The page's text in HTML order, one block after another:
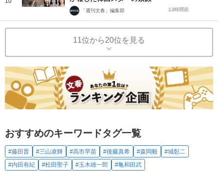
「週刊文春」編集部 13時間前
11位から20位を見る
おすすめのキーワードタグ一覧
#藤田晋 #三山凌輝 #高市早苗 #後藤真希 #森岡毅
#城彰二
#内田有紀
#松田聖子 #玉木雄一郎 #亀和田武